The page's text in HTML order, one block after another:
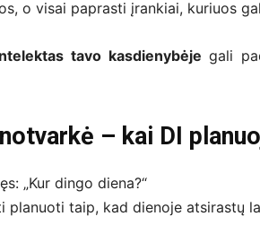
o visai paprasti įrankiai, kuriuos
tavo kasdienybėje gali
– kai DI
„Kur dingo diena?“
planuoti taip, kad dienoje atsirastų